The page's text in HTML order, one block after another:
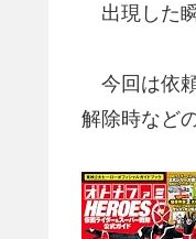
出現した
今回は依
解除時など